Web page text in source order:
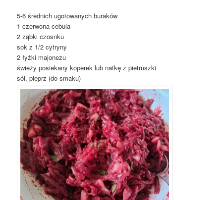
5-6 średnich ugotowanych buraków
1 czerwona cebula
2 ząbki czosnku
sok z 1/2 cytryny
2 łyżki majonezu
świeży posiekany koperek lub natkę z pietruszki
sól, pieprz (do smaku)